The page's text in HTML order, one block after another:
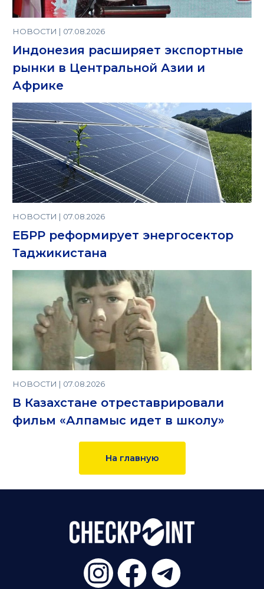
НОВОСТИ | 07.08.2026
Индонезия расширяет экспортные
рынки в Центральной Азии и
Африке
НОВОСТИ | 07.08.2026
ЕБРР реформирует энергосектор
Таджикистана
НОВОСТИ | 07.08.2026
В Казахстане отреставрировали
фильм «Алпамыс идет в школу»
На главную